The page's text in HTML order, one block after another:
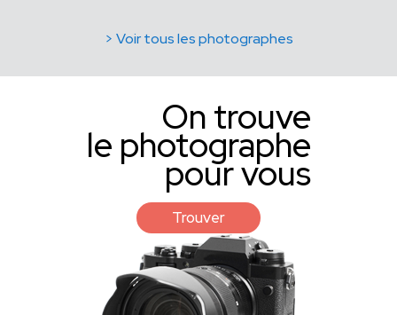
> Voir tous les photographes
On trouve
le photographe
pour vous
Trouver